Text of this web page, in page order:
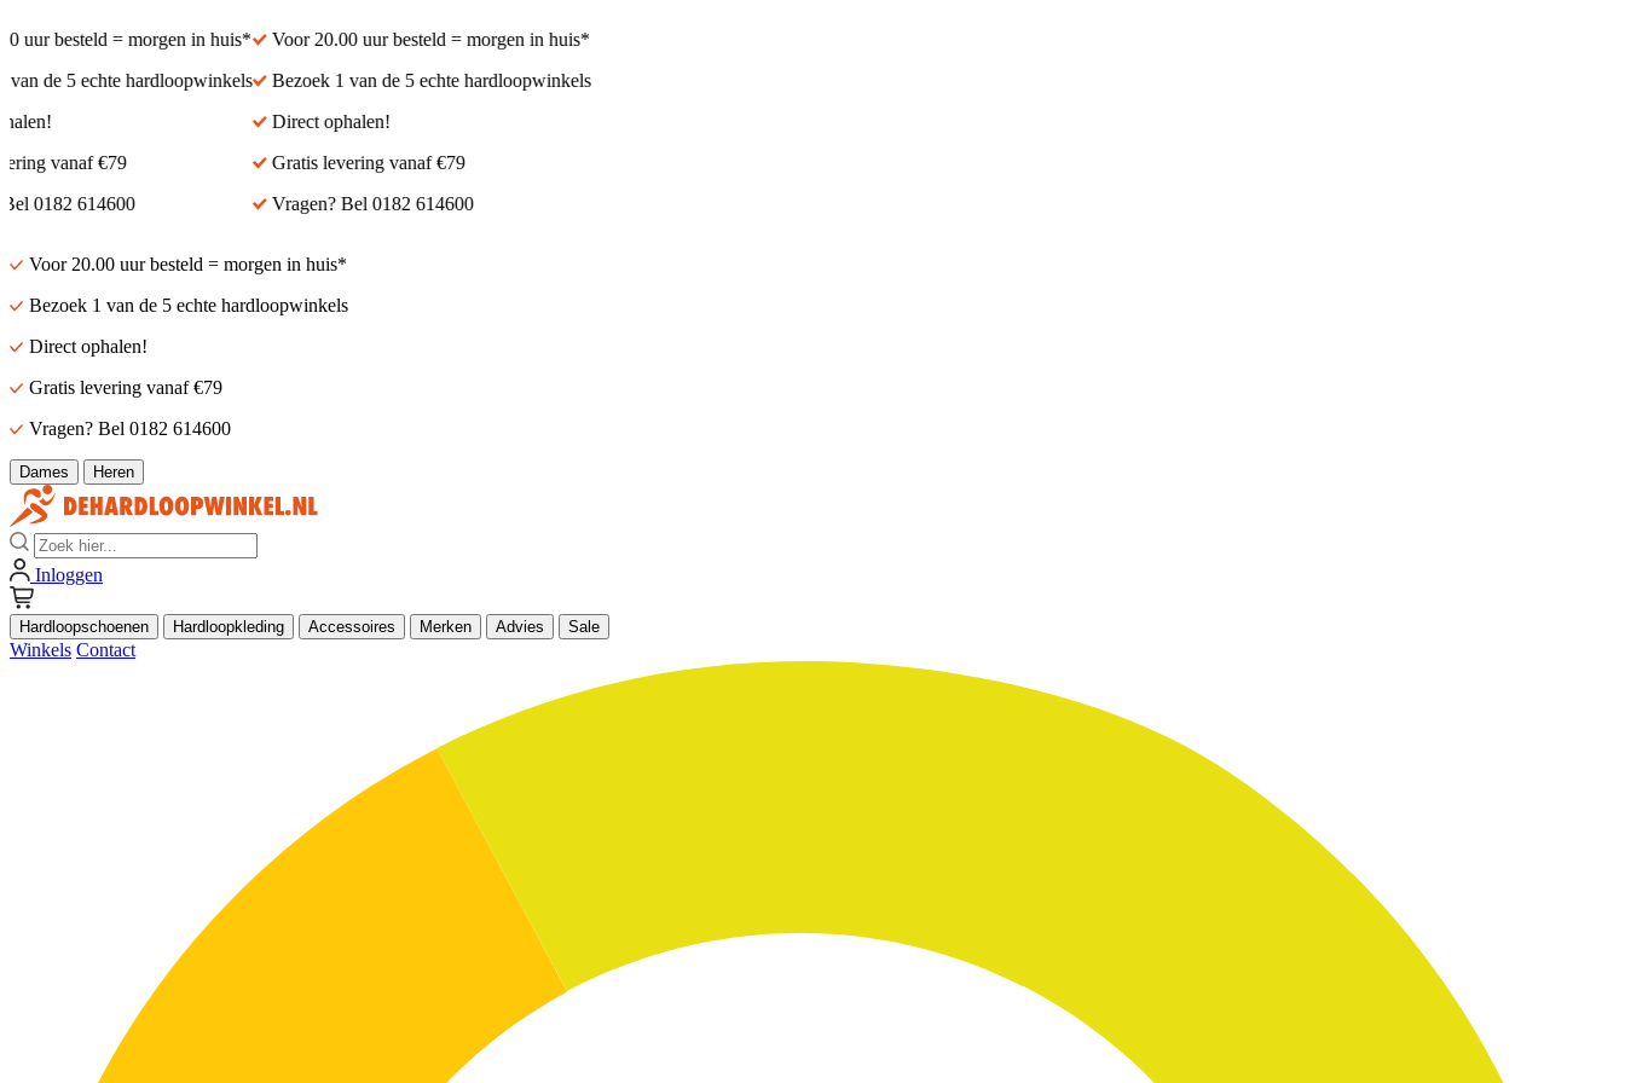
uur besteld = morgen in huis*
de 5 echte hardloopwinkels
vanaf €79
0182 614600
Voor 20.00 uur besteld = morgen in huis*
Bezoek 1 van de 5 echte hardloopwinkels
Direct ophalen!
Gratis levering vanaf €79
Vragen? Bel 0182 614600
Voor 20.00 uur besteld = morgen in huis*
Bezoek 1 van de 5 echte hardloopwinkels
Direct ophalen!
Gratis levering vanaf €79
Vragen? Bel 0182 614600
Dames Heren
Zoek
Inloggen
Hardloopschoenen Hardloopkleding Accessoires Merken Advies Sale
Winkels Contact